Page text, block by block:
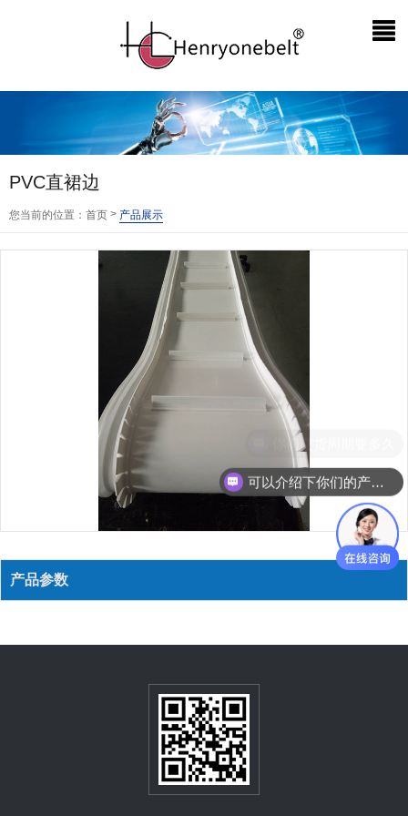
PVC直裙边
您当前的位置： 首页 > 产品展示
产品参数
可以介绍下你们的产品么？
你们交货周期要多久